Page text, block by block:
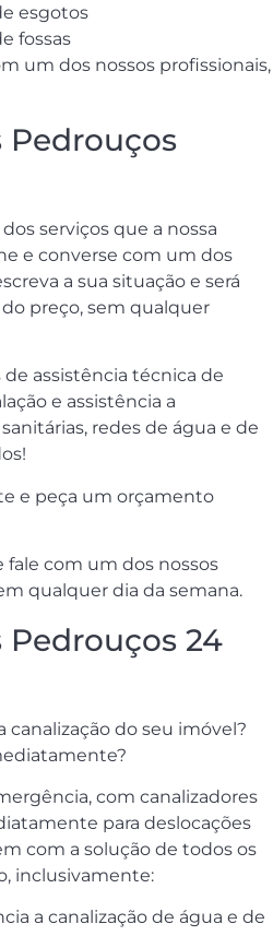
esgotos
fossas
um dos nossos profissionais,
Pedrouços
serviços que a nossa
e converse com um dos
a sua situação e será
preço, sem qualquer
de assistência técnica de
e assistência a
redes de água e de
e peça um orçamento
com um dos nossos
qualquer dia da semana.
Pedrouços 24
canalização do seu imóvel?
com canalizadores
para deslocações
com a solução de todos os
inclusivamente:
a canalização de água e de